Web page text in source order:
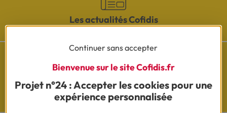
Les actualités Cofidis
Besoin d'aide ?
Découvrez l'espace questions/réponses
Continuer sans accepter
Bienvenue sur le site Cofidis.fr
Projet n°24 : Accepter les cookies pour une
expérience personnalisée